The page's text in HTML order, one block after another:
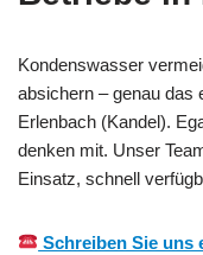
Kondenswasser
absichern – genau das
Erlenbach (Kandel).
denken mit. Unser
Einsatz, schnell
Schreiben Sie uns